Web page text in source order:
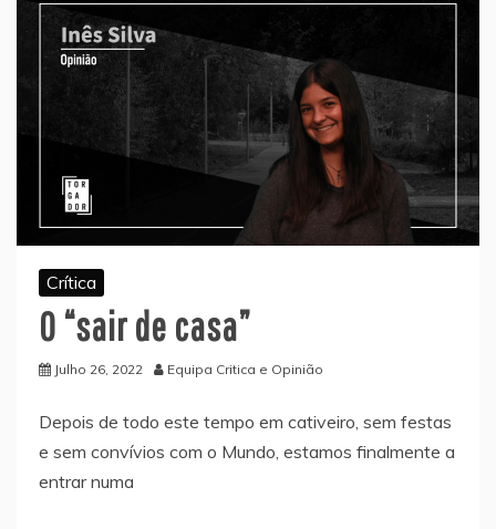
Crítica
O “sair de casa”
Julho 26, 2022 Equipa Critica e Opinião
Depois de todo este tempo em cativeiro, sem festas
e sem convívios com o Mundo, estamos finalmente a
entrar numa